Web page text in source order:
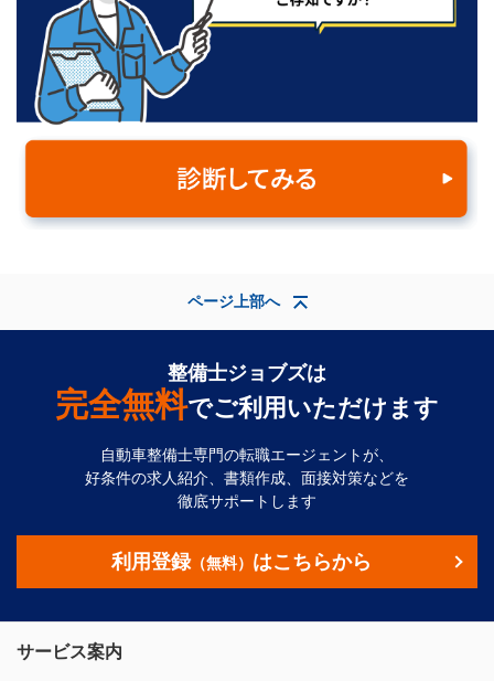
ページ上部へ
整備士ジョブズは
完全無料でご利用いただけます
自動車整備士専門の転職エージェントが、
好条件の求人紹介、書類作成、面接対策などを
徹底サポートします
利用登録（無料） はこちらから
サービス案内